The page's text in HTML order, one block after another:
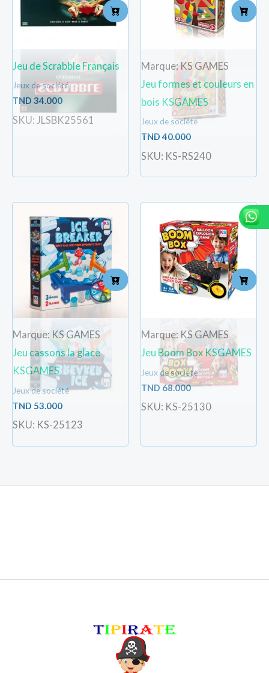
Jeu de Scrabble Français
Jeux de société
TND 34.000
SKU: JLSBK25561
Marque: KS GAMES
Jeu formes et couleurs en
bois KSGAMES
Jeux de société
TND 40.000
SKU: KS-RS240
Marque: KS GAMES
Jeu cassons la glace
KSGAMES
Jeux de société
TND 53.000
SKU: KS-25123
Marque: KS GAMES
Jeu Boom Box KSGAMES
Jeux de société
TND 68.000
SKU: KS-25130